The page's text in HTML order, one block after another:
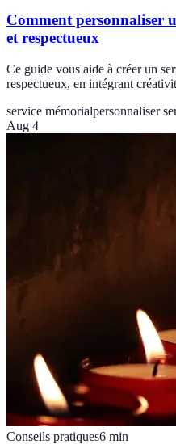
Comment personnaliser
et respectueux
Ce guide vous aide à créer un
respectueux, en intégrant
service mémorialpersonnaliser
Aug 4
Conseils pratiques6 min